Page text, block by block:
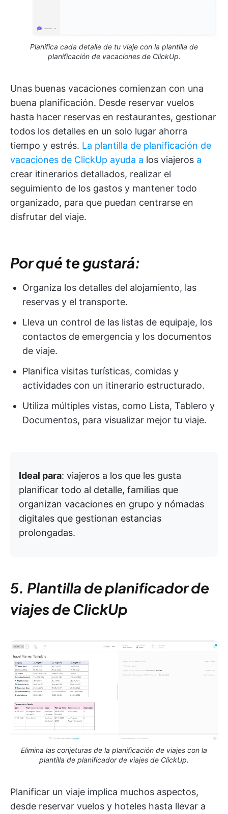
Planifica cada detalle de tu viaje con la plantilla de
planificación de vacaciones de ClickUp.
Unas buenas vacaciones comienzan con una
buena planificación. Desde reservar vuelos
hasta hacer reservas en restaurantes, gestionar
todos los detalles en un solo lugar ahorra
tiempo y estrés. La plantilla de planificación de
vacaciones de ClickUp ayuda a los viajeros a
crear itinerarios detallados, realizar el
seguimiento de los gastos y mantener todo
organizado, para que puedan centrarse en
disfrutar del viaje.
Por qué te gustará:
Organiza los detalles del alojamiento, las
reservas y el transporte.
Lleva un control de las listas de equipaje, los
contactos de emergencia y los documentos
de viaje.
Planifica visitas turísticas, comidas y
actividades con un itinerario estructurado.
Utiliza múltiples vistas, como Lista, Tablero y
Documentos, para visualizar mejor tu viaje.
Ideal para: viajeros a los que les gusta
planificar todo al detalle, familias que
organizan vacaciones en grupo y nómadas
digitales que gestionan estancias
prolongadas.
5. Plantilla de planificador de
viajes de ClickUp
Elimina las conjeturas de la planificación de viajes con la
plantilla de planificador de viajes de ClickUp.
Planificar un viaje implica muchos aspectos,
desde reservar vuelos y hoteles hasta llevar a